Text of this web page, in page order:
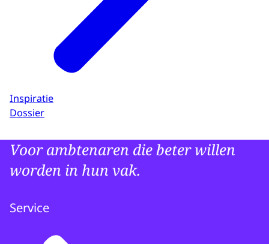
Inspiratie
Dossier
Voor ambtenaren die beter willen
worden in hun vak.
Service